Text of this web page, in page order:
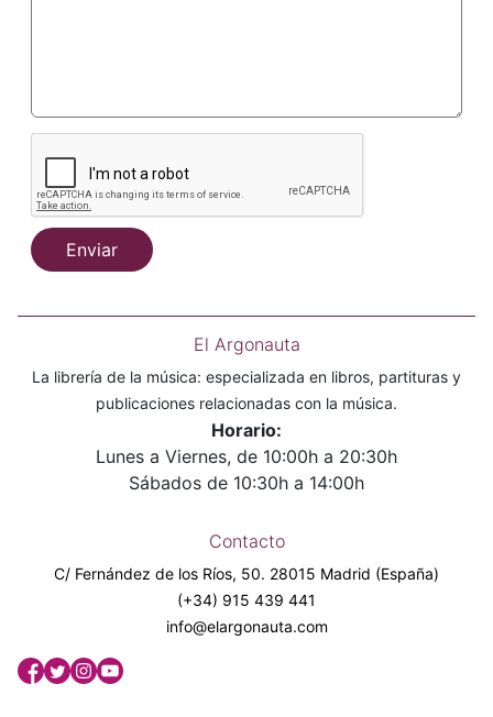
Enviar
El Argonauta
La librería de la música: especializada en libros, partituras y
publicaciones relacionadas con la música.
Horario:
Lunes a Viernes, de 10:00h a 20:30h
Sábados de 10:30h a 14:00h
Contacto
C/ Fernández de los Ríos, 50. 28015 Madrid (España)
(+34) 915 439 441
info@elargonauta.com